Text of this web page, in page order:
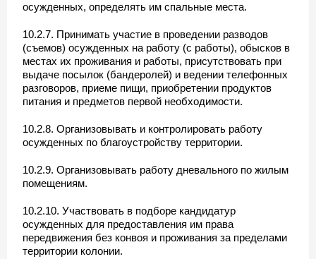
осужденных, определять им спальные места.
10.2.7. Принимать участие в проведении разводов
(съемов) осужденных на работу (с работы), обысков в
местах их проживания и работы, присутствовать при
выдаче посылок (бандеролей) и ведении телефонных
разговоров, приеме пищи, приобретении продуктов
питания и предметов первой необходимости.
10.2.8. Организовывать и контролировать работу
осужденных по благоустройству территории.
10.2.9. Организовывать работу дневального по жилым
помещениям.
10.2.10. Участвовать в подборе кандидатур
осужденных для предоставления им права
передвижения без конвоя и проживания за пределами
территории колонии.